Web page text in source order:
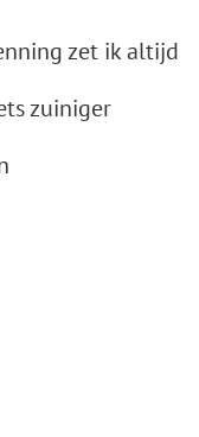
zet ik altijd
zuiniger